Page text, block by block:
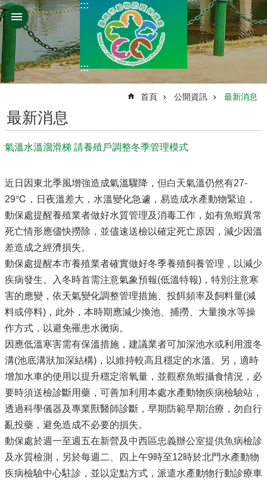
跳到主要內容區塊
:::
:::
首頁 公開資訊 最新消息
最新消息
氣溫水溫溜滑梯 請養殖戶調整冬季管理模式
近日因東北季風增強造成氣溫驟降，但白天氣溫仍然有27-
29℃，日夜溫差大，水溫變化急遽，易造成水產動物緊迫，
動保處提醒養殖業者做好水質管理及消毒工作，如有魚蝦異常
死亡情形應儘快撈除，並儘速送檢以確定死亡原因，減少因溫
差造成之經濟損失。
動保處提醒本市養殖業者確實做好冬季養殖飼養管理，以減少
疾病發生。入冬時首需注意氣象預報(低溫特報)，特別注意寒
害的應變，依天氣變化調整管理措施、投餌頻率及飼料量(減
料或停料)，此外，本時期應減少換池、捕撈、大量換水等操
作方式，以避免罹患水黴病。
因應低溫寒害需有保溫措施，建議業者可加深池水或利用渡冬
溝(池底溝狀加深結構)，以維持較高且穩定的水溫。另，適時
增加水車的使用以提升穩定溶氧量，並觀察魚蝦攝食情況，必
要時須送檢診斷用藥，可善加利用本處水產動物疾病檢驗站，
透過科學儀器及專業獸醫師診斷，早期防範早期治療，勿自行
亂投藥，避免造成不必要的損失。
動保處於週一至週五在新營及中西區忠義辦公室提供魚病檢診
及水質檢測，另於每週二、四上午9時至12時於北門水產動物
疾病檢驗中心駐診，並以定點方式，派遣水產動物行動診療車